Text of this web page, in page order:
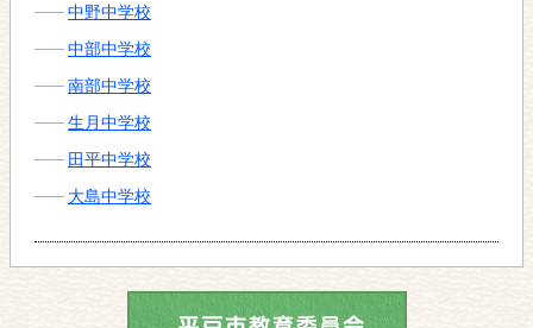
中野中学校
中部中学校
南部中学校
生月中学校
田平中学校
大島中学校